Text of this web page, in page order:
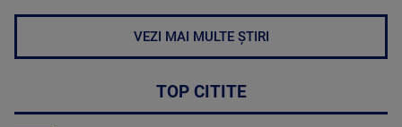
VEZI MAI MULTE ȘTIRI
TOP CITITE